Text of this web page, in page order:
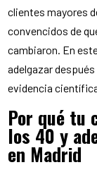
clientes mayores
convencidos de
cambiaron. En
adelgazar
evidencia
Por qué tu
los 40 y
en Madrid